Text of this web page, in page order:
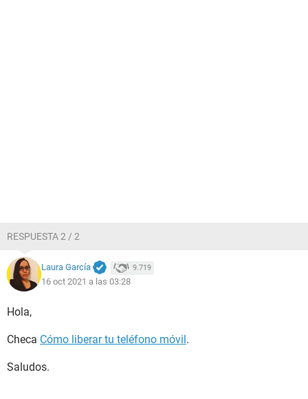
RESPUESTA 2 / 2
Laura García 9.719
16 oct 2021 a las 03:28
Hola,
Checa Cómo liberar tu teléfono móvil.
Saludos.